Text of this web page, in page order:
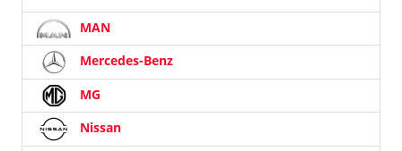
MAN
Mercedes-Benz
MG
Nissan